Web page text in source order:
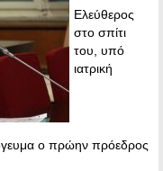
Ελεύθερος
στο σπίτι
του, υπό
ιατρική
ο πρώην πρόεδρος